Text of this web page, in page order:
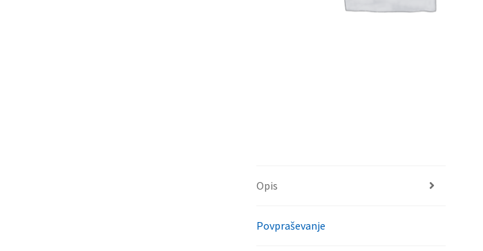
Opis
Povpraševanje